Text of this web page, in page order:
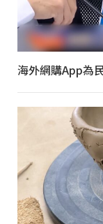
海外網購App為